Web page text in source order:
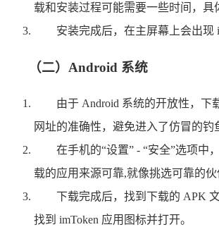
载和安装过程可能需要一些时间，具
安装完成后，在主屏幕上会出现
（二）Android 系统
由于 Android 系统的开放性，下
网址的准确性，避免进入了仿冒的
在手机的“设置” - “安全”选项
载的应用来源可靠,就像挑选可靠的伙
下载完成后，找到下载的 APK
找到 imToken 应用图标并打开。